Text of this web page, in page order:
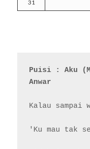
31
Puisi : Aku
Anwar
Kalau sampai
'Ku mau tak